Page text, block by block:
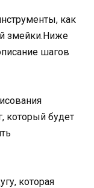
как
змейки.Ниже
шагов
который будет
которая